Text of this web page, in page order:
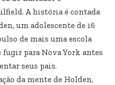
A história é contada
um adolescente de 16
de mais uma escola
fugir para Nova York antes
seus pais.
da mente de Holden,